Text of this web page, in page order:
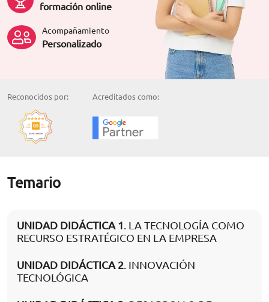
formación online
Acompañamiento
Personalizado
Reconocidos por: Acreditados como:
Temario
UNIDAD DIDÁCTICA 1. LA TECNOLOGÍA COMO
RECURSO ESTRATÉGICO EN LA EMPRESA
UNIDAD DIDÁCTICA 2. INNOVACIÓN
TECNOLÓGICA